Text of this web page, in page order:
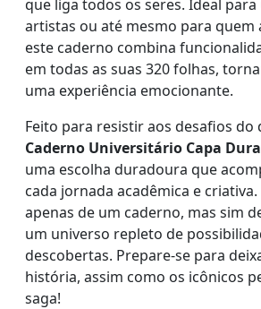
que liga todos os seres. Ideal
artistas ou até mesmo para quem
este caderno combina
em todas as suas 320 folhas,
uma experiência emocionante.
Feito para resistir aos desafios do
Caderno Universitário Capa
uma escolha duradoura que
cada jornada acadêmica e
apenas de um caderno, mas sim
um universo repleto de
descobertas. Prepare-se para
história, assim como os icônicos
saga!